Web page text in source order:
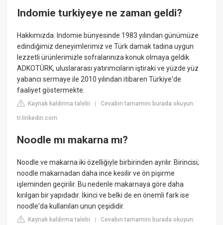
Indomie turkiyeye ne zaman geldi?
Hakkımızda. Indomie bünyesinde 1983 yılından günümüze
edindiğimiz deneyimlerimiz ve Türk damak tadına uygun
lezzetli ürünlerimizle sofralarınıza konuk olmaya geldik.
ADKOTÜRK, uluslararası yatırımcıların iştiraki ve yüzde yüz
yabancı sermaye ile 2010 yılından itibaren Türkiye'de
faaliyet göstermekte.
Kaynak kaldırma talebi |Cevabın tamamını burada okuyun:
tr.linkedin.com
Noodle mı makarna mı?
Noodle ve makarna iki özelliğiyle birbirinden ayrılır. Birincisi;
noodle makarnadan daha ince kesilir ve ön pişirme
işleminden geçirilir. Bu nedenle makarnaya göre daha
kırılgan bir yapıdadır. İkinci ve belki de en önemli fark ise
noodle'da kullanılan unun çeşididir.
Kaynak kaldırma talebi |Cevabın tamamını burada okuyun: